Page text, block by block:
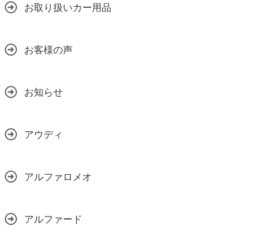
お取り扱いカー用品
お客様の声
お知らせ
アウディ
アルファロメオ
アルファード